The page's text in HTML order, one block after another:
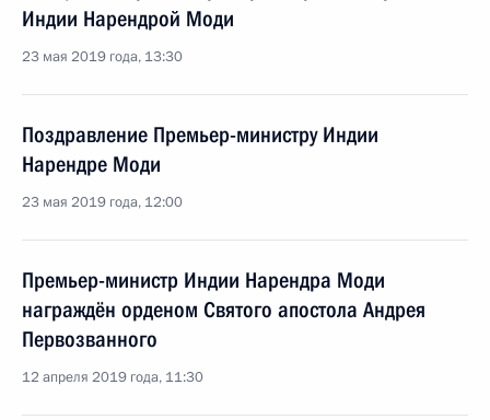
Индии Нарендрой Моди
23 мая 2019 года, 13:30
Поздравление Премьер-министру Индии
Нарендре Моди
23 мая 2019 года, 12:00
Премьер-министр Индии Нарендра Моди
награждён орденом Святого апостола Андрея
Первозванного
12 апреля 2019 года, 11:30